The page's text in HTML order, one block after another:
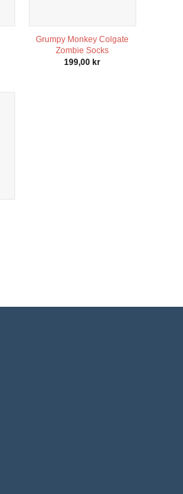
Grumpy Monkey Colgate
Zombie Socks
199,00 kr